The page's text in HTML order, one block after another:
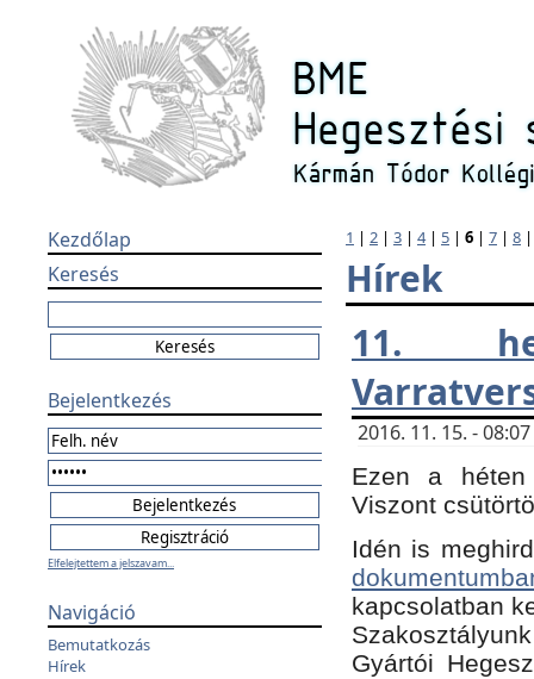
Kezdőlap
Keresés
Bejelentkezés
Elfelejtettem a jelszavam...
Navigáció
Bemutatkozás
Hírek
1 | 2 | 3 | 4| 5 | 6 | 7 | 8
Hírek
11.
2016. 11. 15. -
Ezen a héten
Viszont
Idén is
kapcsolatban
Gyártói